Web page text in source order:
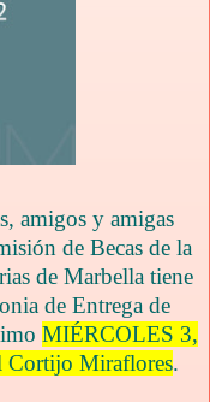
amigos y amigas
de Becas de la
de Marbella tiene
de Entrega de
MIÉRCOLES 3,
Cortijo Miraflores.